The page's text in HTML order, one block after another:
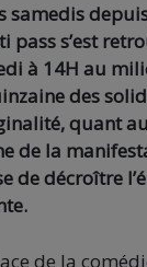
samedis
pass s’est
à 14H au
des
quant
de la
de décroître
de la